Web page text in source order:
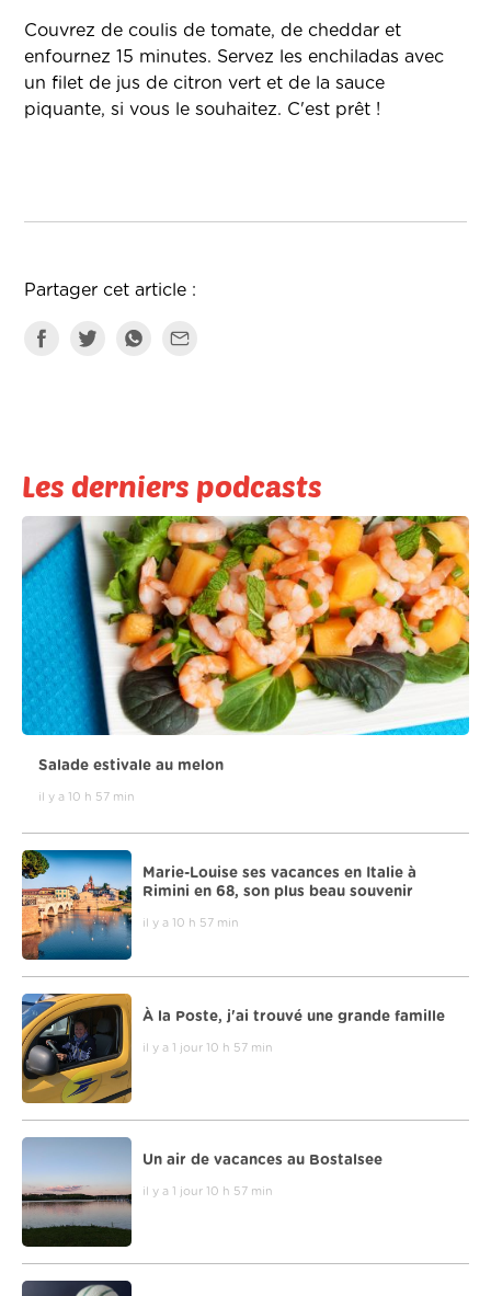
Couvrez de coulis de tomate, de cheddar et
enfournez 15 minutes. Servez les enchiladas avec
un filet de jus de citron vert et de la sauce
piquante, si vous le souhaitez. C'est prêt !
Partager cet article :
Les derniers podcasts
Salade estivale au melon
il y a 10 h 57 min
Marie-Louise ses vacances en Italie à
Rimini en 68, son plus beau souvenir
il y a 10 h 57 min
À la Poste, j'ai trouvé une grande famille
il y a 1 jour 10 h 57 min
Un air de vacances au Bostalsee
il y a 1 jour 10 h 57 min